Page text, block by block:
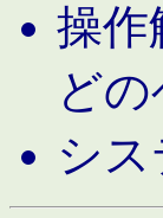
操作
どの
シ